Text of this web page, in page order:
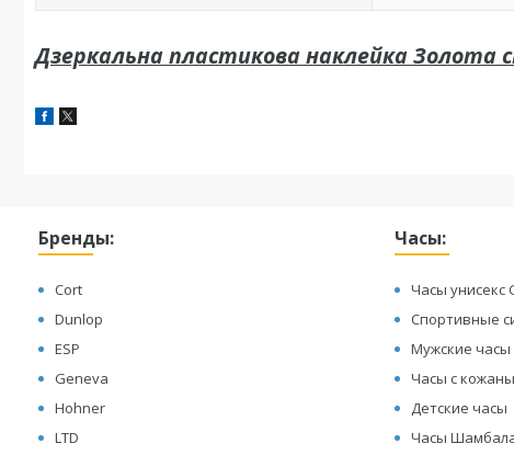
Дзеркальна пластикова наклейка Золота
Бренды:
Cort
Dunlop
ESP
Geneva
Hohner
LTD
Часы:
Часы унисекс
Спортивные
Мужские часы
Часы с
Детские часы
Часы